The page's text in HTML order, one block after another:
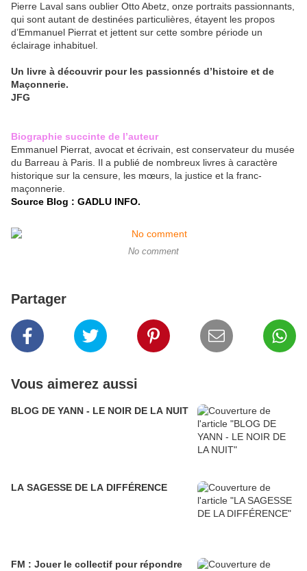
Pierre Laval sans oublier Otto Abetz, onze portraits passionnants,
qui sont autant de destinées particulières, étayent les propos
d’Emmanuel Pierrat et jettent sur cette sombre période un
éclairage inhabituel.
Un livre à découvrir pour les passionnés d’histoire et de
Maçonnerie.
JFG
Biographie succinte de l’auteur
Emmanuel Pierrat, avocat et écrivain, est conservateur du musée
du Barreau à Paris. Il a publié de nombreux livres à caractère
historique sur la censure, les mœurs, la justice et la franc-
maçonnerie.
Source Blog : GADLU INFO.
No comment
Partager
Vous aimerez aussi
BLOG DE YANN - LE NOIR DE LA NUIT
LA SAGESSE DE LA DIFFÉRENCE
FM : Jouer le collectif pour répondre